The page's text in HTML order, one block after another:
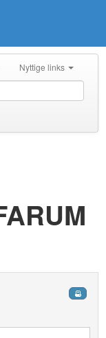
Nyttige links